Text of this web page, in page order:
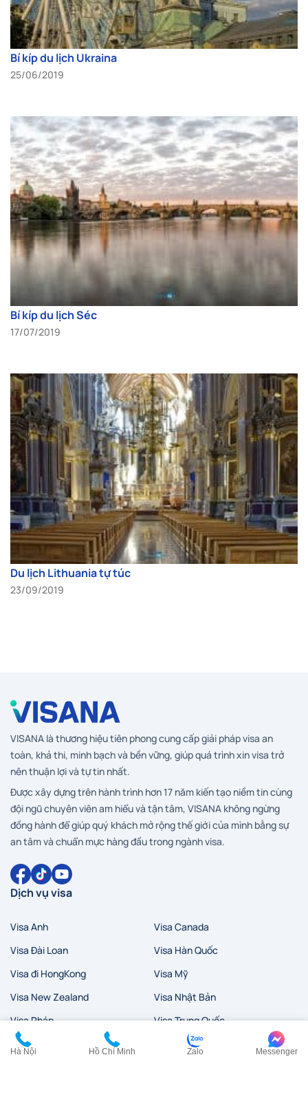
Bí kíp du lịch Ukraina
25/06/2019
Bí kíp du lịch Séc
17/07/2019
Du lịch Lithuania tự túc
23/09/2019
VISANA là thương hiệu tiên phong cung cấp giải pháp visa an
toàn, khả thi, minh bạch và bền vững, giúp quá trình xin visa trở
nên thuận lợi và tự tin nhất.
Được xây dựng trên hành trình hơn 17 năm kiến tạo niềm tin cùng
đội ngũ chuyên viên am hiểu và tận tâm, VISANA không ngừng
đồng hành để giúp quý khách mở rộng thế giới của mình bằng sự
an tâm và chuẩn mực hàng đầu trong ngành visa.
Dịch vụ visa
Visa Anh
Visa Canada
Visa Đài Loan
Visa Hàn Quốc
Visa đi HongKong
Visa Mỹ
Visa New Zealand
Visa Nhật Bản
Visa Pháp
Visa Trung Quốc
Visa Úc
Liên hệ
Hà Nội Hồ Chí Minh Zalo Messenger